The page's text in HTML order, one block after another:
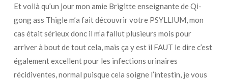
Et voilà qu’un jour mon amie Brigitte enseignante de Qi-
gong ass Thigle m’a fait découvrir votre PSYLLIUM, mon
cas était sérieux donc il m’a fallut plusieurs mois pour
arriver à bout de tout cela, mais ça y est il FAUT le dire c’est
également excellent pour les infections urinaires
récidiventes, normal puisque cela soigne l’intestin, je vous